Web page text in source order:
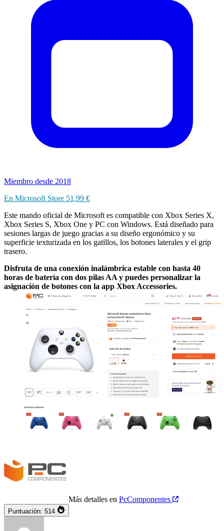
Miembro desde 2018
En Microsoft Store 51,99 €
Este mando oficial de Microsoft es compatible con Xbox Series X,
Xbox Series S, Xbox One y PC con Windows. Está diseñado para
sesiones largas de juego gracias a su diseño ergonómico y su
superficie texturizada en los gatillos, los botones laterales y el grip
trasero.
Disfruta de una conexión inalámbrica estable con hasta 40
horas de batería con dos pilas AA y puedes personalizar la
asignación de botones con la app Xbox Accessories.
Más detalles en PcComponentes
Puntuación: 514